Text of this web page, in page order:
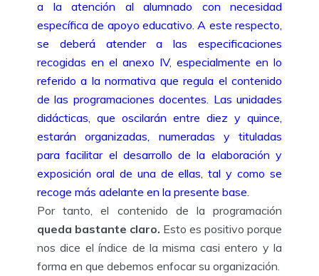
a la atención al alumnado con necesidad
específica de apoyo educativo. A este respecto,
se deberá atender a las especificaciones
recogidas en el anexo IV, especialmente en lo
referido a la normativa que regula el contenido
de las programaciones docentes. Las unidades
didácticas, que oscilarán entre diez y quince,
estarán organizadas, numeradas y tituladas
para facilitar el desarrollo de la elaboración y
exposición oral de una de ellas, tal y como se
recoge más adelante en la presente base.
Por tanto, el contenido de la programación
queda bastante claro. Esto es positivo porque
nos dice el índice de la misma casi entero y la
forma en que debemos enfocar su organización.